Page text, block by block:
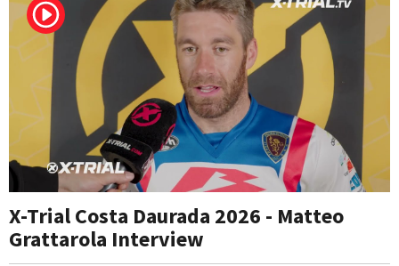
X-Trial Costa Daurada 2026 - Matteo
Grattarola Interview